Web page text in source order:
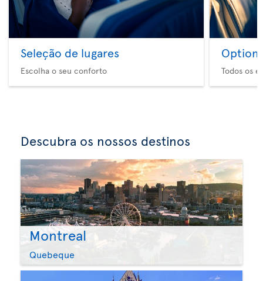
Seleção de lugares
Escolha o seu conforto
Option
Todos os
Descubra os nossos destinos
Montreal
Quebeque